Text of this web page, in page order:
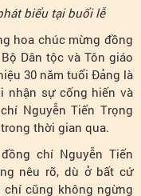
biểu tại buổi lễ
hoa chúc mừng đồng
Dân tộc và Tôn giáo
30 năm tuổi Đảng là
nhận sự cống hiến và
Nguyễn Tiến Trọng
thời gian qua.
chí Nguyễn Tiến
nêu rõ, dù ở bất cứ
cũng không ngừng